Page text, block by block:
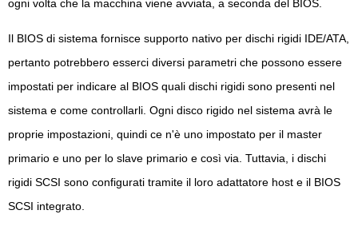
ogni volta che la macchina viene avviata, a seconda del BIOS.
Il BIOS di sistema fornisce supporto nativo per dischi rigidi IDE/ATA,
pertanto potrebbero esserci diversi parametri che possono essere
impostati per indicare al BIOS quali dischi rigidi sono presenti nel
sistema e come controllarli. Ogni disco rigido nel sistema avrà le
proprie impostazioni, quindi ce n'è uno impostato per il master
primario e uno per lo slave primario e così via. Tuttavia, i dischi
rigidi SCSI sono configurati tramite il loro adattatore host e il BIOS
SCSI integrato.